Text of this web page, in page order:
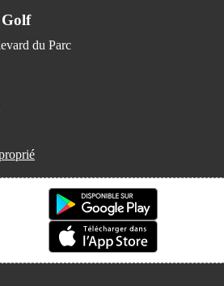
du Parc